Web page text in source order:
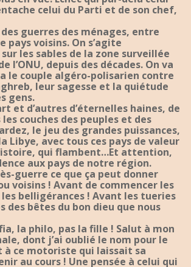
celui du Parti et de son chef,
des guerres des ménages, entre
pays voisins. On s’agite
les sables de la zone surveillée
l’ONU, depuis des décades. On va
le couple algéro-polisarien contre
leur sagesse et la quiétude
gens.
et d’autres d’éternelles haines, de
couches des peuples et des
le jeu des grandes puissances,
Libye, avec tous ces pays de valeur
qui flambent…Et attention,
aux pays de notre région.
guerre ce que ça peut donner
voisins ! Avant de commencer les
belligérances ! Avant les tueries
des bêtes du bon dieu que nous
la philo, pas la fille ! Salut à mon
dont j’ai oublié le nom pour le
ce motoriste qui laissait sa
au cours ! Une pensée à celui qui